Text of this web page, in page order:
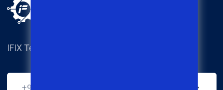
IFIX Techical service center.